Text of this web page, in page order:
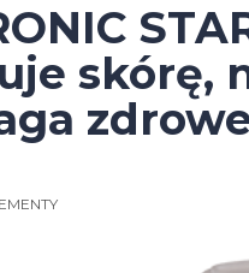
skórę,